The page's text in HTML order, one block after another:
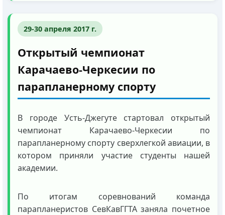
29-30 апреля 2017 г.
Открытый чемпионат
Карачаево-Черкесии по
парапланерному спорту
В городе Усть-Джегуте стартовал открытый
чемпионат Карачаево-Черкесии по
парапланерному спорту сверхлегкой авиации, в
котором приняли участие студенты нашей
академии.
По итогам соревнований команда
парапланеристов СевКавГГТА заняла почетное